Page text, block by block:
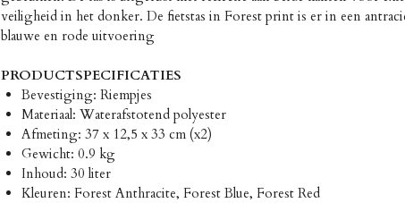
veiligheid in het donker. De fietstas in Forest print is er in een
blauwe en rode uitvoering
PRODUCTSPECIFICATIES
Bevestiging: Riempjes
Materiaal: Waterafstotend polyester
Afmeting: 37 x 12,5 x 33 cm (x2)
Gewicht: 0.9 kg
Inhoud: 30 liter
Kleuren: Forest Anthracite, Forest Blue, Forest Red